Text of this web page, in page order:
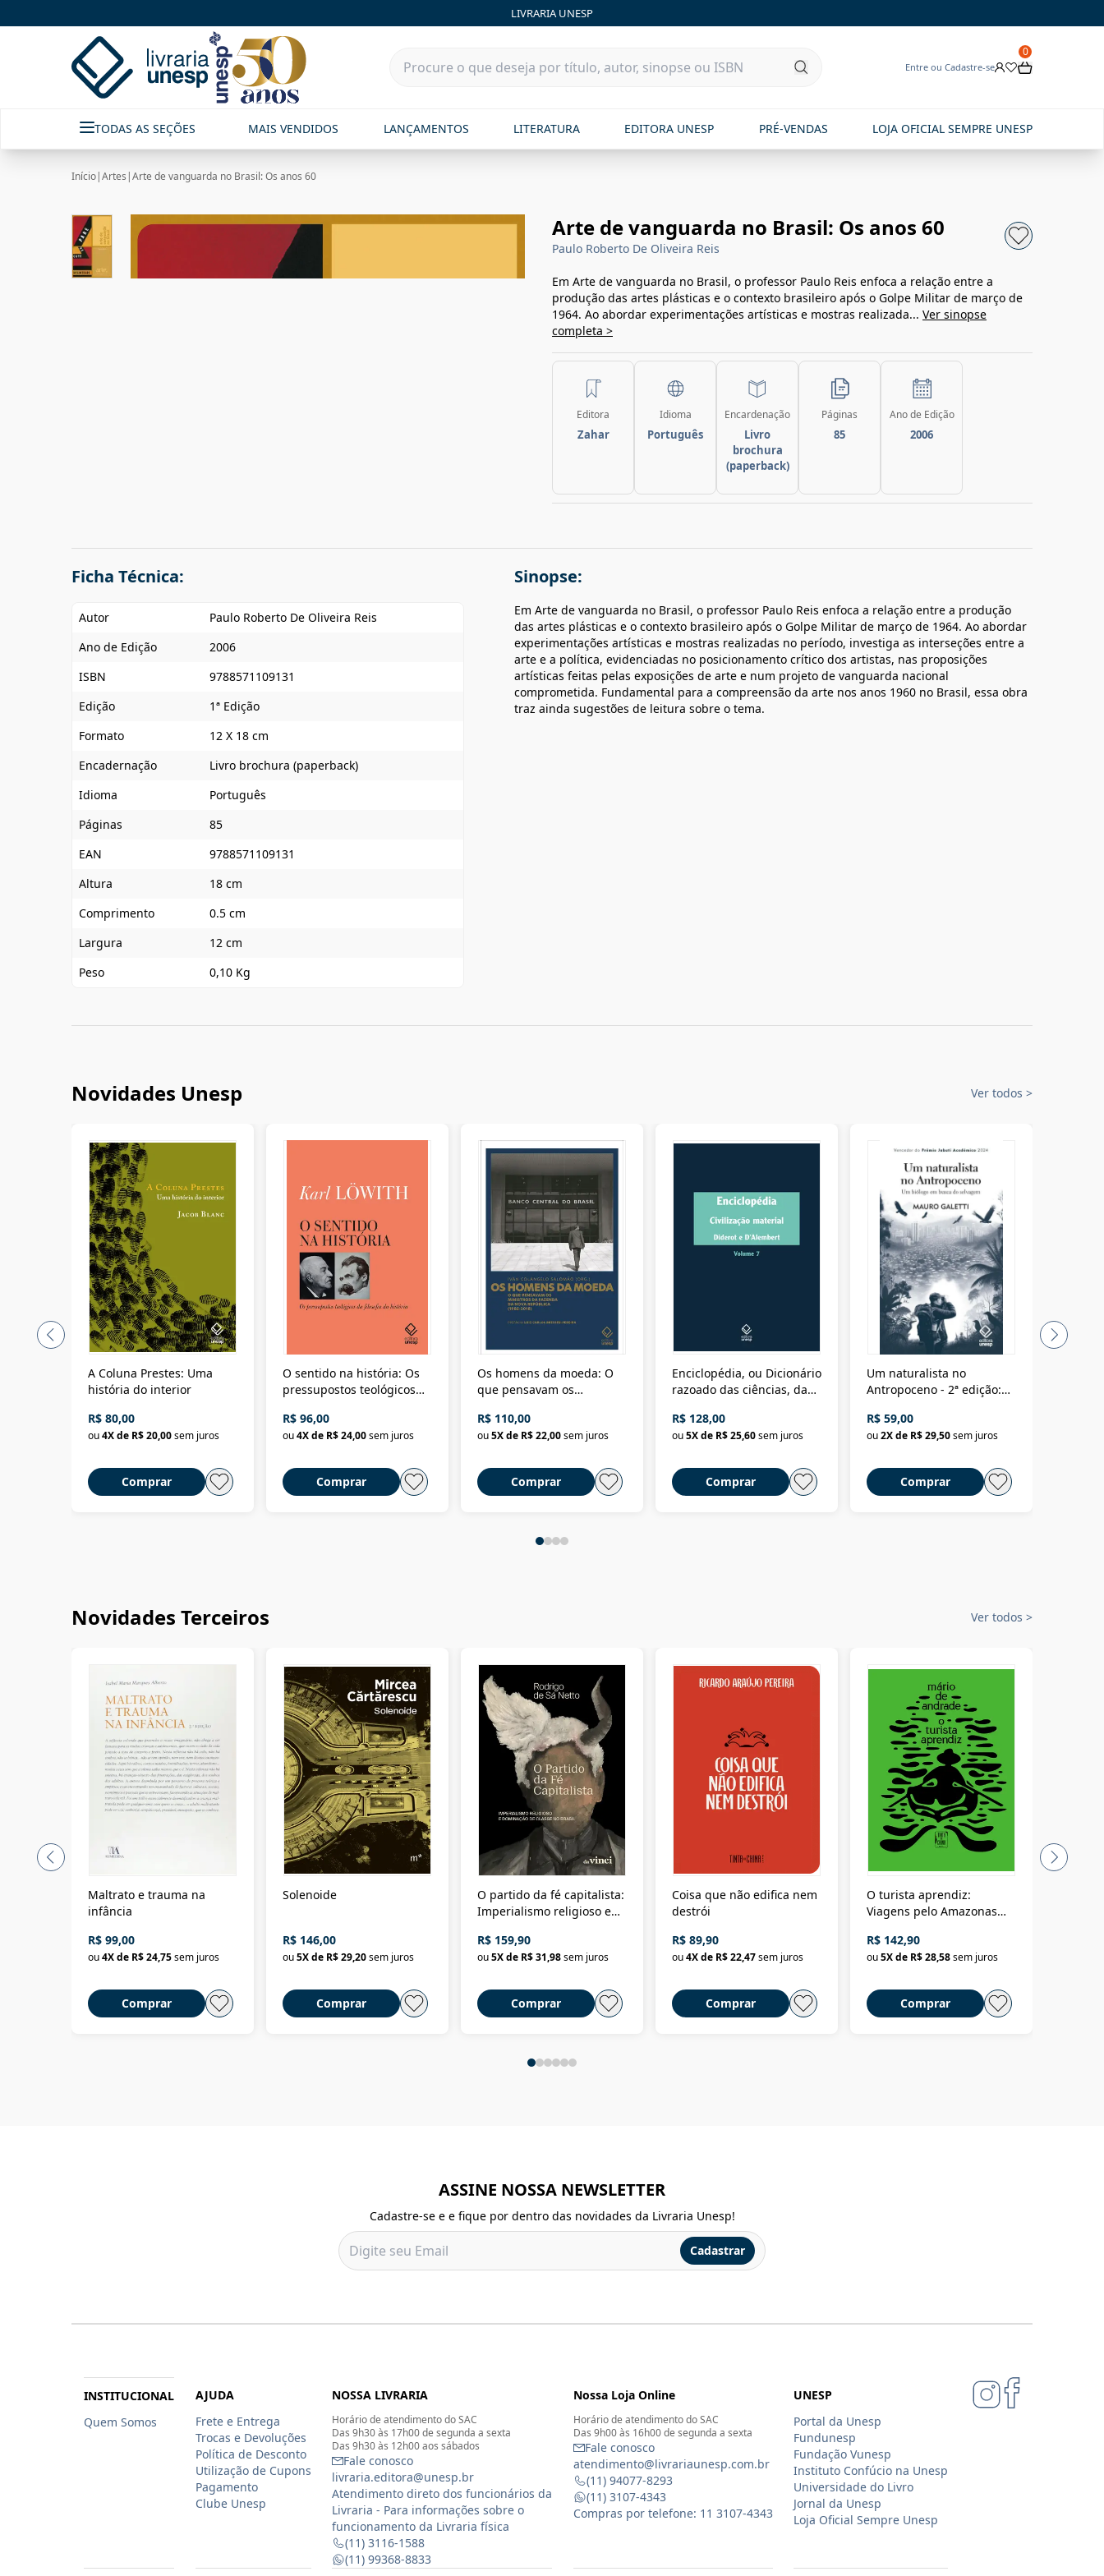
LIVRARIA UNESP
Entre ou Cadastre-se
0
TODAS AS SEÇÕES MAIS VENDIDOS LANÇAMENTOS LITERATURA EDITORA UNESP PRÉ-VENDAS LOJA OFICIAL SEMPRE UNESP
Início|Artes |Arte de vanguarda no Brasil: Os anos 60
Arte de vanguarda no Brasil: Os anos 60
Paulo Roberto De Oliveira Reis
Em Arte de vanguarda no Brasil, o professor Paulo Reis enfoca a relação entre a
produção das artes plásticas e o contexto brasileiro após o Golpe Militar de março de
1964. Ao abordar experimentações artísticas e mostras realizada... Ver sinopse
completa >
Editora
Zahar
Idioma
Português
Encardenação
Livro
brochura
(paperback)
Páginas
85
Ano de Edição
2006
Ficha Técnica:
Autor
Paulo Roberto De Oliveira Reis
Ano de Edição
2006
ISBN
9788571109131
Edição
1ª Edição
Formato
12 X 18 cm
Encadernação
Livro brochura (paperback)
Idioma
Português
Páginas
85
EAN
9788571109131
Altura
18 cm
Comprimento
0.5 cm
Largura
12 cm
Peso
0,10 Kg
Sinopse:
Em Arte de vanguarda no Brasil, o professor Paulo Reis enfoca a relação entre a produção
das artes plásticas e o contexto brasileiro após o Golpe Militar de março de 1964. Ao abordar
experimentações artísticas e mostras realizadas no período, investiga as interseções entre a
arte e a política, evidenciadas no posicionamento crítico dos artistas, nas proposições
artísticas feitas pelas exposições de arte e num projeto de vanguarda nacional
comprometida. Fundamental para a compreensão da arte nos anos 1960 no Brasil, essa obra
traz ainda sugestões de leitura sobre o tema.
Novidades Unesp Ver todos >
A Coluna Prestes: Uma
história do interior
R$ 80,00
ou4X de R$ 20,00sem juros
Comprar
O sentido na história: Os
pressupostos teológicos
R$ 96,00
ou4X de R$ 24,00sem juros
Comprar
Os homens da moeda: O
que pensavam os
Nova República (1985-
2018)
R$ 110,00
ou5X de R$ 22,00sem juros
Comprar
Enciclopédia, ou Dicionário
razoado das ciências, das
Civilização material
R$ 128,00
ou5X de R$ 25,60sem juros
Comprar
Um naturalista no
Antropoceno - 2ª edição:
selvagem
R$ 59,00
ou2X de R$ 29,50sem juros
Comprar
Novidades Terceiros Ver todos >
Maltrato e trauma na
infância
R$ 99,00
ou4X de R$ 24,75sem juros
Comprar
Solenoide
R$ 146,00
ou5X de R$ 29,20sem juros
Comprar
O partido da fé capitalista:
Imperialismo religioso e
Brasil
R$ 159,90
ou5X de R$ 31,98sem juros
Comprar
Coisa que não edifica nem
destrói
R$ 89,90
ou4X de R$ 22,47sem juros
Comprar
O turista aprendiz:
Viagens pelo Amazonas
até a Bolívia e por Marajó
até dizer chega
R$ 142,90
ou5X de R$ 28,58sem juros
Comprar
ASSINE NOSSA NEWSLETTER
Cadastre-se e e fique por dentro das novidades da Livraria Unesp!
Cadastrar
INSTITUCIONAL
Quem Somos
AJUDA
Frete e Entrega
Trocas e Devoluções
Política de Desconto
Utilização de Cupons
Pagamento
Clube Unesp
NOSSA LIVRARIA
Horário de atendimento do SAC
Das 9h30 às 17h00 de segunda a sexta
Das 9h30 às 12h00 aos sábados
Fale conosco
livraria.editora@unesp.br
Atendimento direto dos funcionários da
Livraria - Para informações sobre o
funcionamento da Livraria física
(11) 3116-1588
(11) 99368-8833
Nossa Loja Online
Horário de atendimento do SAC
Das 9h00 às 16h00 de segunda a sexta
Fale conosco
atendimento@livrariaunesp.com.br
(11) 94077-8293
(11) 3107-4343
Compras por telefone: 11 3107-4343
UNESP
Portal da Unesp
Fundunesp
Fundação Vunesp
Instituto Confúcio na Unesp
Universidade do Livro
Jornal da Unesp
Loja Oficial Sempre Unesp